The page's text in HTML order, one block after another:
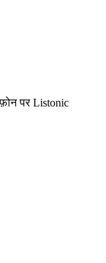
पर Listonic